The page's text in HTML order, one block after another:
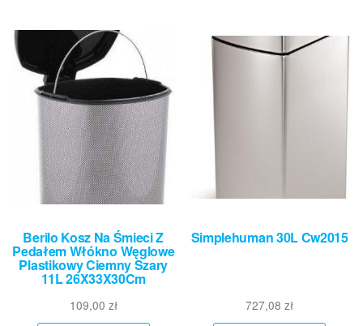
Berilo Kosz Na Śmieci Z
Pedałem Włókno Węglowe
Plastikowy Ciemny Szary
11L 26X33X30Cm
109,00 zł
Simplehuman 30L Cw2015
727,08zł